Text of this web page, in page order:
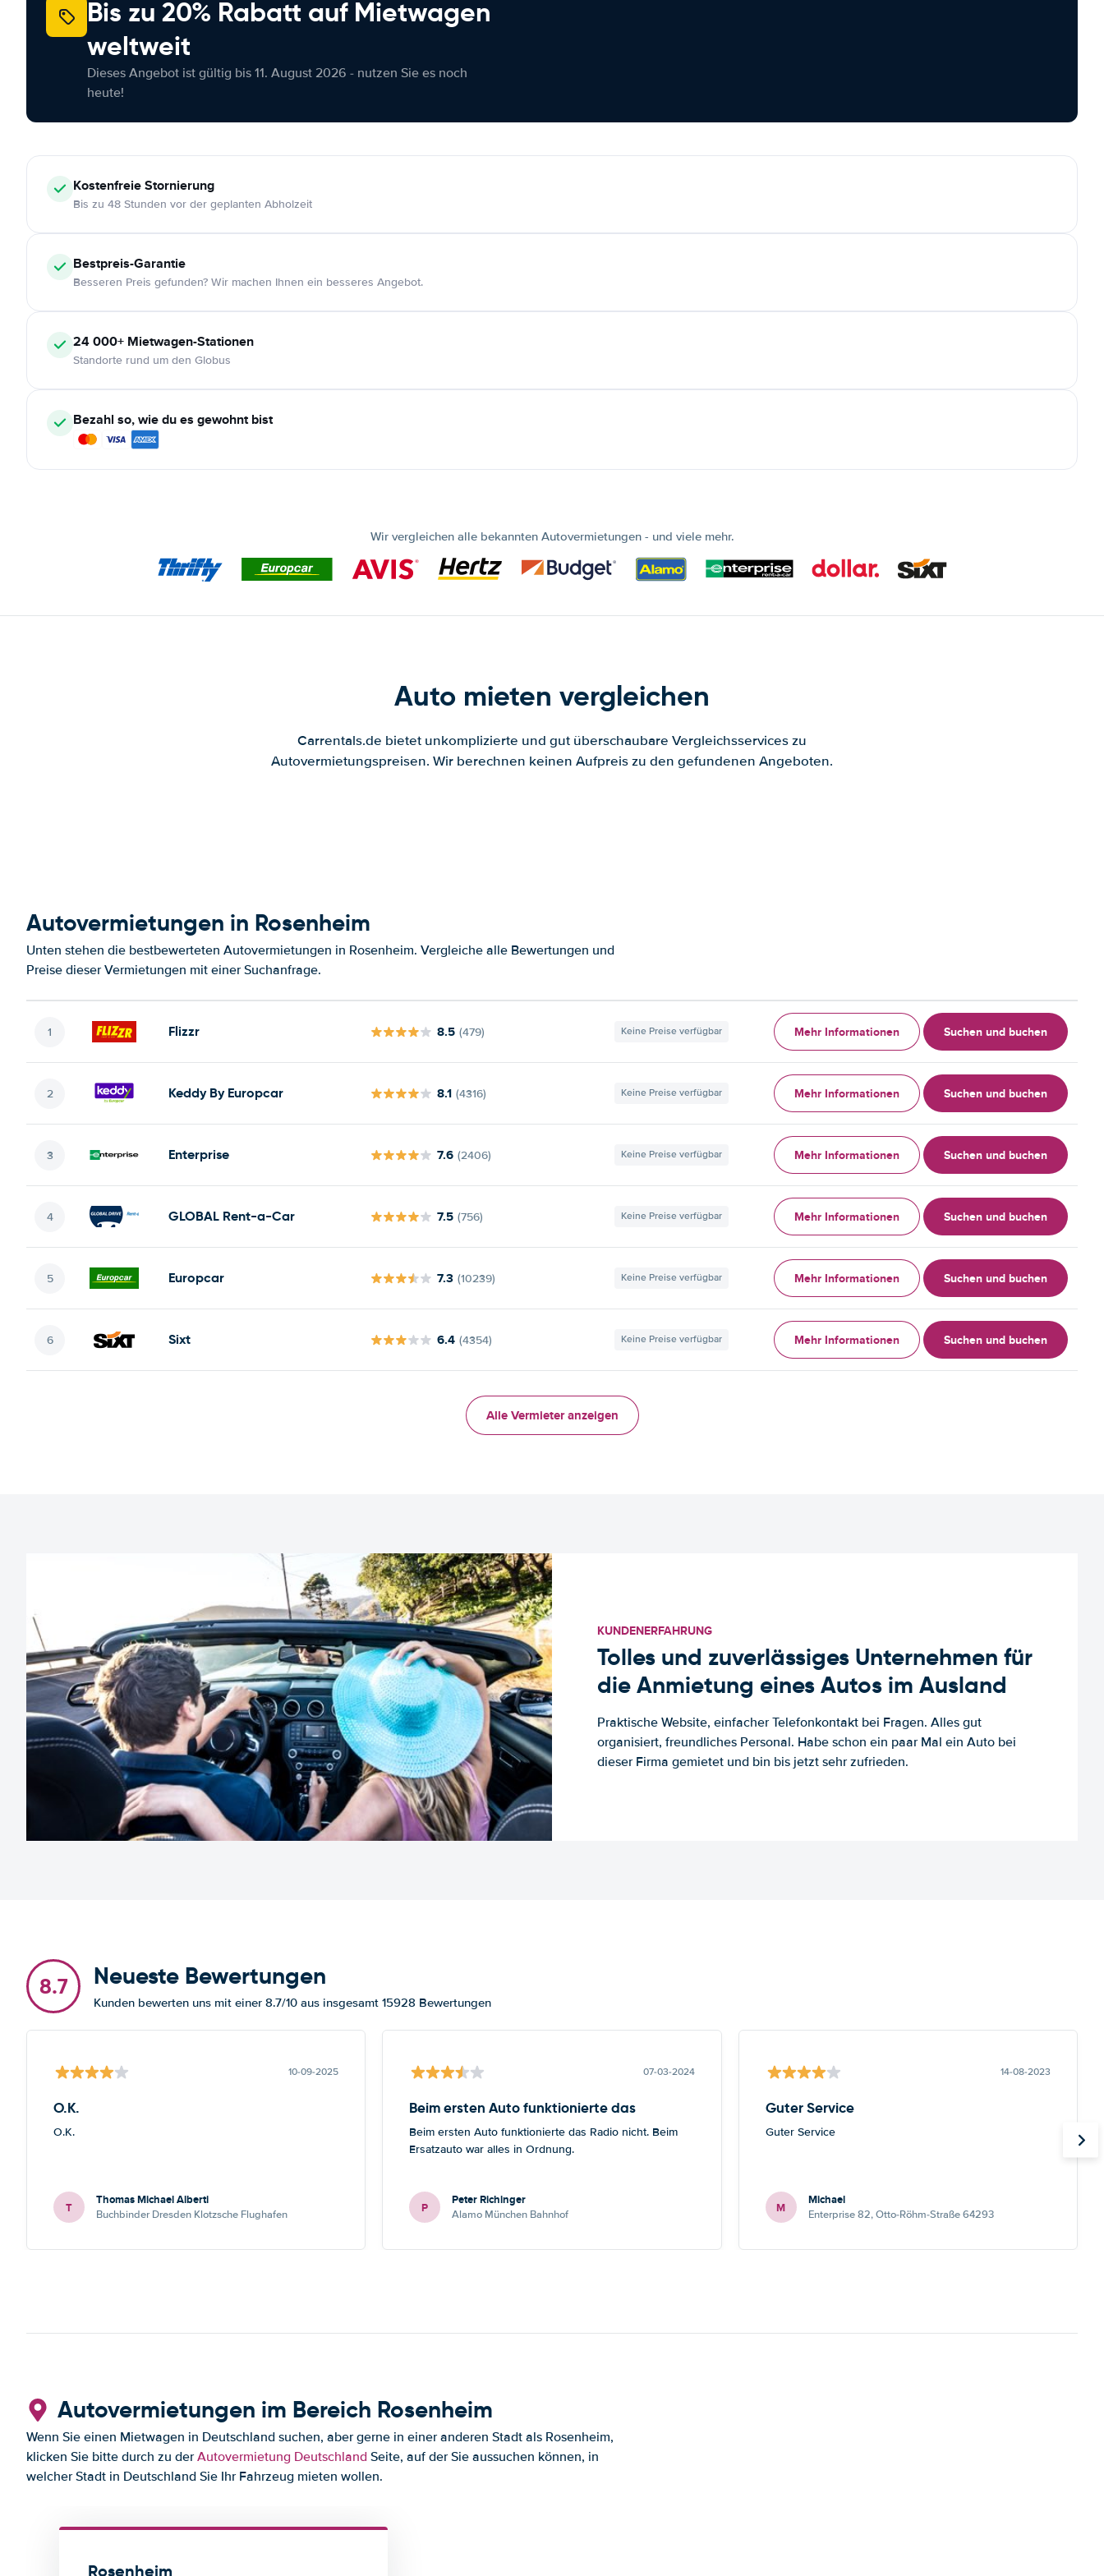
Bis zu 20% Rabatt auf Mietwagen
weltweit
Dieses Angebot ist gültig bis 11. August 2026 - nutzen Sie es noch
heute!
KostenfreieStornierung
Bis zu 48 Stunden vor der geplanten Abholzeit
Bestpreis-Garantie
Besseren Preis gefunden? Wir machen Ihnen ein besseres Angebot.
24 000+ Mietwagen-Stationen
Standorte rund um den Globus
Bezahl so, wie du es gewohnt bist
Wir vergleichen alle bekannten Autovermietungen - und viele mehr.
Auto mieten vergleichen
Carrentals.de bietet unkomplizierte und gut überschaubare Vergleichsservices zu
Autovermietungspreisen. Wir berechnen keinen Aufpreis zu den gefundenen Angeboten.
Autovermietungen in Rosenheim
Unten stehen die bestbewerteten Autovermietungen in Rosenheim. Vergleiche alle Bewertungen und
Preise dieser Vermietungen mit einer Suchanfrage.
Flizzr 8.5 (479) Keine Preise verfügbar Mehr Informationen Suchen und buchen
Keddy By Europcar 8.1 (4316) Keine Preise verfügbar Mehr Informationen Suchen und buchen
Enterprise 7.6 (2406) Keine Preise verfügbar Mehr Informationen Suchen und buchen
GLOBAL Rent-a-Car 7.5 (756) Keine Preise verfügbar Mehr Informationen Suchen und buchen
Europcar 7.3 (10239) Keine Preise verfügbar Mehr Informationen Suchen und buchen
Sixt 6.4 (4354) Keine Preise verfügbar Mehr Informationen Suchen und buchen
Alle Vermieter anzeigen
KUNDENERFAHRUNG
Tolles und zuverlässiges Unternehmen für
die Anmietung eines Autos im Ausland
Praktische Website, einfacher Telefonkontakt bei Fragen. Alles gut
organisiert, freundliches Personal. Habe schon ein paar Mal ein Auto bei
dieser Firma gemietet und bin bis jetzt sehr zufrieden.
8.7 Neueste Bewertungen
Kunden bewerten uns mit einer 8.7/10 aus insgesamt 15928 Bewertungen
10-09-2025
O.K.
O.K.
T Thomas Michael Alberti
Buchbinder Dresden Klotzsche Flughafen
07-03-2024
Beim ersten Auto funktionierte das
Beim ersten Auto funktionierte das Radio nicht. Beim
Ersatzauto war alles in Ordnung.
P Peter Richinger
Alamo München Bahnhof
14-08-2023
Guter Service
Guter Service
M Michael
Enterprise 82, Otto-Röhm-Straße 64293
Autovermietungen im Bereich Rosenheim
Wenn Sie einen Mietwagen in Deutschland suchen, aber gerne in einer anderen Stadt als Rosenheim,
klicken Sie bitte durch zu derAutovermietung Deutschland Seite, auf der Sie aussuchen können, in
welcher Stadt in Deutschland Sie Ihr Fahrzeug mieten wollen.
Rosenheim